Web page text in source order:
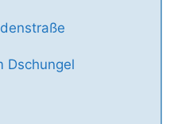
Dschungel